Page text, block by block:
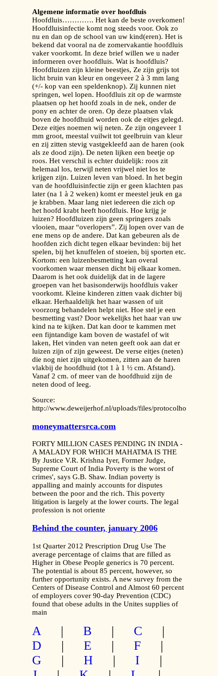
Algemene informatie over hoofdluis
Hoofdluis…………. Het kan de beste overkomen!
Hoofdluisinfectie komt nog steeds voor. Ook zo
nu en dan op de school van uw kind(eren). Het is
bekend dat vooral na de zomervakantie hoofdluis
vaker voorkomt. In deze brief willen we u nader
informeren over hoofdluis. Wat is hoofdluis?
Hoofdluizen zijn kleine beestjes, Ze zijn grijs tot
licht bruin van kleur en ongeveer 2 à 3 mm lang
(+/- kop van een speldenknop). Zij kunnen niet
springen, wel lopen. Hoofdluis zit op de warmste
plaatsen op het hoofd zoals in de nek, onder de
pony en achter de oren. Op deze plaatsen vlak
boven de hoofdhuid worden ook de eitjes gelegd.
Deze eitjes noemen wij neten. Ze zijn ongeveer 1
mm groot, meestal vuilwit tot geelbruin van kleur
en zij zitten stevig vastgekleefd aan de haren (ook
als ze dood zijn). De neten lijken een beetje op
roos. Het verschil is echter duidelijk: roos zit
helemaal los, terwijl neten vrijwel niet los te
krijgen zijn. Luizen leven van bloed. In het begin
van de hoofdluisinfectie zijn er geen klachten pas
later (na 1 à 2 weken) komt er meestel jeuk en ga
je krabben. Maar lang niet iedereen die zich op
het hoofd krabt heeft hoofdluis. Hoe krijg je
luizen? Hoofdluizen zijn geen springers zoals
vlooien, maar “overlopers”. Zij lopen over van de
ene mens op de andere. Dat kan gebeuren als de
hoofden zich dicht tegen elkaar bevinden: bij het
spelen, bij het knuffelen of stoeien, bij sporten etc.
Kortom: een luizenbesmetting kan overal
voorkomen waar mensen dicht bij elkaar komen.
Daarom is het ook duidelijk dat in de lagere
groepen van het basisonderwijs hoofdluis vaker
voorkomt. Kleine kinderen zitten vaak dichter bij
elkaar. Herhaaldelijk het haar wassen of uit
voorzorg behandelen helpt niet. Hoe stel je een
besmetting vast? Door wekelijks het haar van uw
kind na te kijken. Dat kan door te kammen met
een fijntandige kam boven de wastafel of wit
laken, Het vinden van neten geeft ook aan dat er
luizen zijn of zijn geweest. De verse eitjes (neten)
die nog niet zijn uitgekomen, zitten aan de haren
vlakbij de hoofdhuid (tot 1 à 1 ½ cm. Afstand).
Vanaf 2 cm. of meer van de hoofdhuid zijn de
neten dood of leeg.
Source:
http://www.deweijerhof.nl/uploads/files/
moneymattersrca.com
FORTY MILLION CASES PENDING IN INDIA -
A MALADY FOR WHICH MAHATMA IS THE
By Justice V.R. Krishna Iyer, Former Judge,
Supreme Court of India Poverty is the worst of
crimes', says G.B. Shaw. Indian poverty is
appalling and mainly accounts for disputes
between the poor and the rich. This poverty
litigation is largely at the lower courts. The legal
profession is not oriente
Behind the counter, january 2006
1st Quarter 2012 Prescription Drug Use The
average percentage of claims that are filled as
Higher in Obese People generics is 70 percent.
The potential is about 85 percent, however, so
further opportunity exists. A new survey from the
Centers of Disease Control and Almost 60 percent
of employers cover 90-day Prevention (CDC)
found that obese adults in the Unites supplies of
main
A | B | C
|
D
| E | F
|
G
| H | I
|